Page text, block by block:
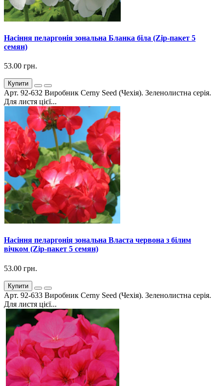
Насіння пеларгонія зональна Бланка біла (Zip-пакет 5
семян)
53.00 грн.
Купити
Арт. 92-632 Виробник Cerny Seed (Чехія). Зеленолистна серія.
Для листя цієї...
Насіння пеларгонія зональна Власта червона з білим
вічком (Zip-пакет 5 семян)
53.00 грн.
Купити
Арт. 92-633 Виробник Cerny Seed (Чехія). Зеленолистна серія.
Для листя цієї...